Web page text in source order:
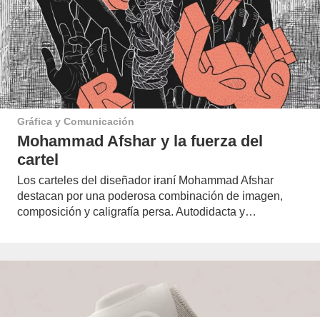
Gráfica y Comunicación
Mohammad Afshar y la fuerza del
cartel
Los carteles del diseñador iraní Mohammad Afshar
destacan por una poderosa combinación de imagen,
composición y caligrafía persa. Autodidacta y…